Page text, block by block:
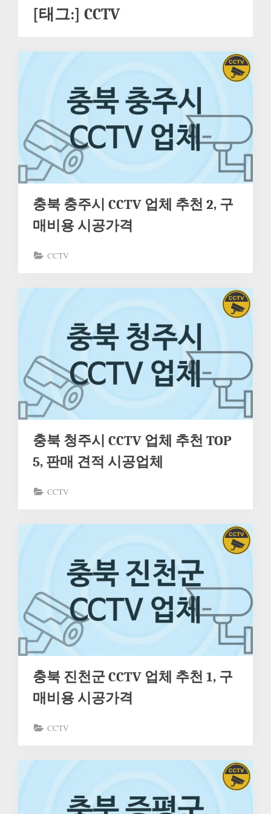
[태그:] CCTV
충북 충주시 CCTV 업체 추천 2, 구
매비용 시공가격
CCTV
충북 청주시 CCTV 업체 추천 TOP
5, 판매 견적 시공업체
CCTV
충북 진천군 CCTV 업체 추천 1, 구
매비용 시공가격
CCTV